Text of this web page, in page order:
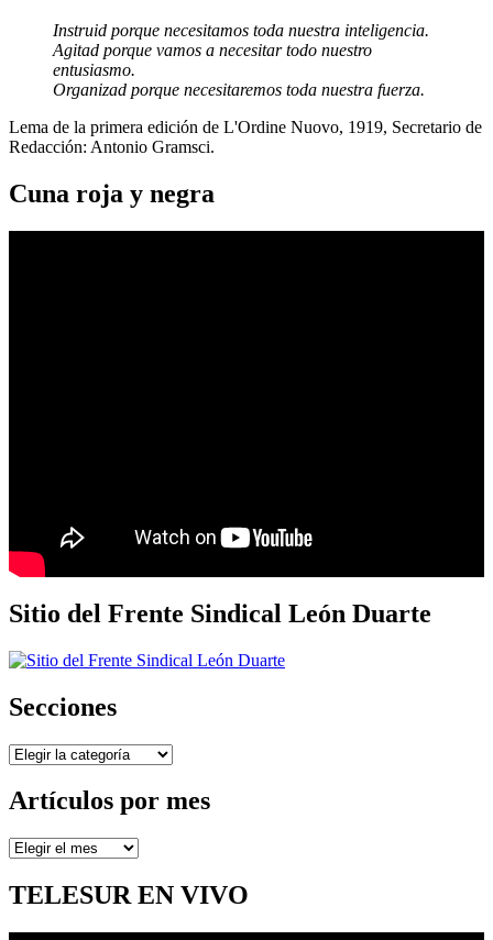
Instruid porque necesitamos toda nuestra inteligencia.
Agitad porque vamos a necesitar todo nuestro
entusiasmo.
Organizad porque necesitaremos toda nuestra fuerza.
Lema de la primera edición de L'Ordine Nuovo, 1919, Secretario de
Redacción: Antonio Gramsci.
Cuna roja y negra
Sitio del Frente Sindical León Duarte
Secciones
Secciones
Artículos por mes
Artículos
mes
TELESUR EN VIVO